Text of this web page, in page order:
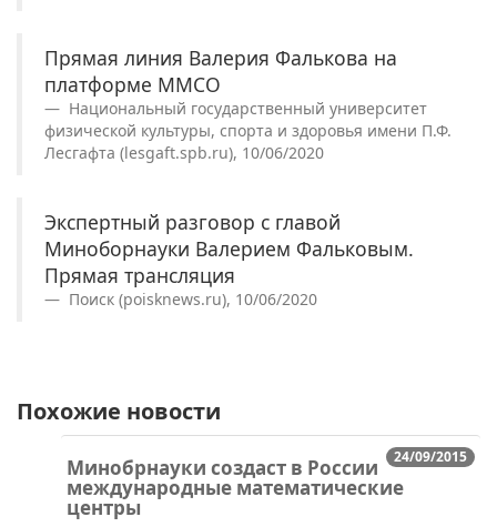
Прямая линия Валерия Фалькова на
платформе ММСО
Национальный государственный университет
физической культуры, спорта и здоровья имени П.Ф.
Лесгафта (lesgaft.spb.ru), 10/06/2020
Экспертный разговор с главой
Миноборнауки Валерием Фальковым.
Прямая трансляция
Поиск (poisknews.ru), 10/06/2020
Похожие новости
24/09/2015
Минобрнауки создаст в России
международные математические
центры